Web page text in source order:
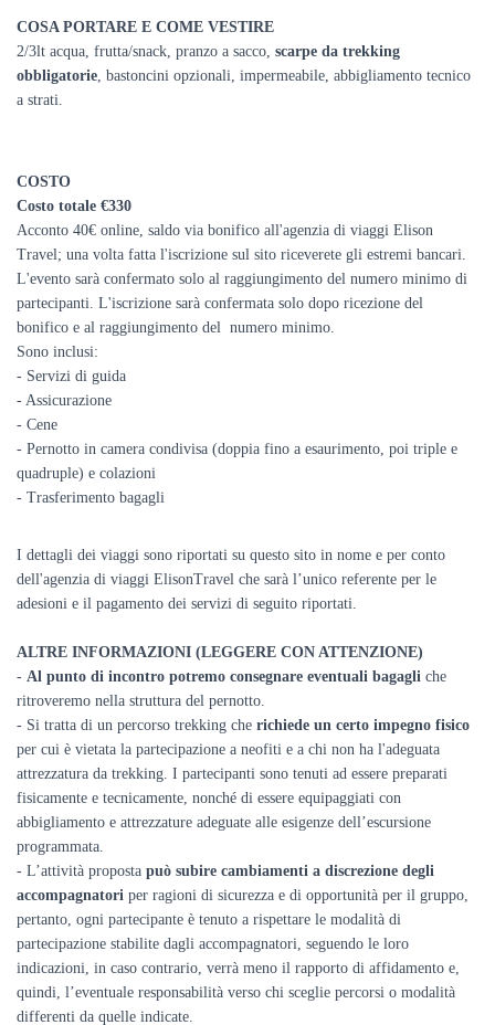
COSA PORTARE E COME VESTIRE
2/3lt acqua, frutta/snack, pranzo a sacco, scarpe da trekking
obbligatorie, bastoncini opzionali, impermeabile, abbigliamento tecnico
a strati.
COSTO
Costo totale €330
Acconto 40€ online, saldo via bonifico all'agenzia di viaggi Elison
Travel; una volta fatta l'iscrizione sul sito riceverete gli estremi bancari.
L'evento sarà confermato solo al raggiungimento del numero minimo di
partecipanti. L'iscrizione sarà confermata solo dopo ricezione del
bonifico e al raggiungimento del numero minimo.
Sono inclusi:
- Servizi di guida
- Assicurazione
- Cene
- Pernotto in camera condivisa (doppia fino a esaurimento, poi triple e
quadruple) e colazioni
- Trasferimento bagagli
I dettagli dei viaggi sono riportati su questo sito in nome e per conto
dell'agenzia di viaggi ElisonTravel che sarà l’unico referente per le
adesioni e il pagamento dei servizi di seguito riportati.
ALTRE INFORMAZIONI (LEGGERE CON ATTENZIONE)
- Al punto di incontro potremo consegnare eventuali bagagli che
ritroveremo nella struttura del pernotto.
- Si tratta di un percorso trekking che richiede un certo impegno fisico
per cui è vietata la partecipazione a neofiti e a chi non ha l'adeguata
attrezzatura da trekking. I partecipanti sono tenuti ad essere preparati
fisicamente e tecnicamente, nonché di essere equipaggiati con
abbigliamento e attrezzature adeguate alle esigenze dell’escursione
programmata.
- L’attività proposta può subire cambiamenti a discrezione degli
accompagnatori per ragioni di sicurezza e di opportunità per il gruppo,
pertanto, ogni partecipante è tenuto a rispettare le modalità di
partecipazione stabilite dagli accompagnatori, seguendo le loro
indicazioni, in caso contrario, verrà meno il rapporto di affidamento e,
quindi, l’eventuale responsabilità verso chi sceglie percorsi o modalità
differenti da quelle indicate.